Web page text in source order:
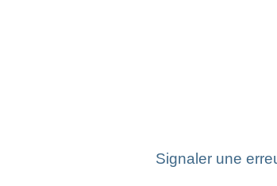
Signaler une